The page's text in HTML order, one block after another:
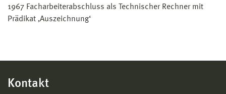
1967 Facharbeiterabschluss als Technischer Rechner mit
Prädikat ‚Auszeichnung‘
Kontakt